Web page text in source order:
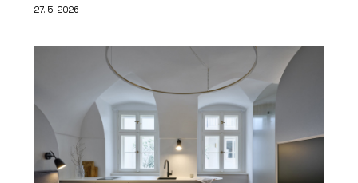
27. 5. 2026